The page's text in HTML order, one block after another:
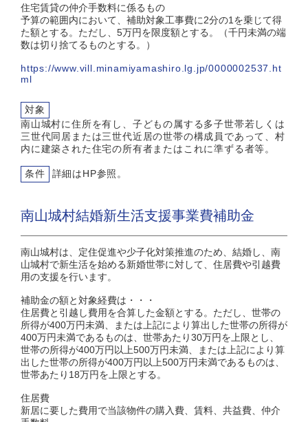
住宅賃貸の仲介手数料に係るもの
予算の範囲内において、補助対象工事費に2分の1を乗じて得
た額とする。ただし、5万円を限度額とする。（千円未満の端
数は切り捨てるものとする。）
https://www.vill.minamiyamashiro.lg.jp/0000002537.ht
ml
対象
南山城村に住所を有し、子どもの属する多子世帯若しくは
三世代同居または三世代近居の世帯の構成員であって、村
内に建築された住宅の所有者またはこれに準ずる者等。
条件 詳細はHP参照。
南山城村結婚新生活支援事業費補助金
南山城村は、定住促進や少子化対策推進のため、結婚し、南
山城村で新生活を始める新婚世帯に対して、住居費や引越費
用の支援を行います。
補助金の額と対象経費は・・・
住居費と引越し費用を合算した金額とする。ただし、世帯の
所得が400万円未満、または上記により算出した世帯の所得が
400万円未満であるものは、世帯あたり30万円を上限とし、
世帯の所得が400万円以上500万円未満、または上記により算
出した世帯の所得が400万円以上500万円未満であるものは、
世帯あたり18万円を上限とする。
住居費
新居に要した費用で当該物件の購入費、賃料、共益費、仲介